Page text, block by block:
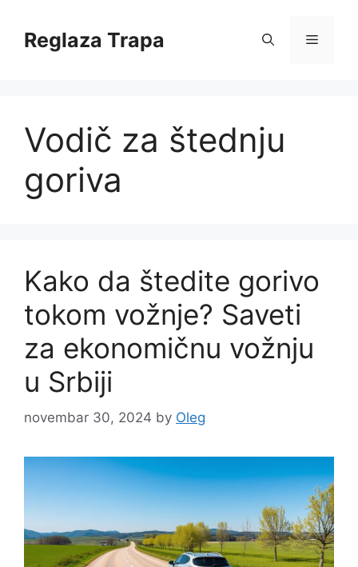
contentReglaza Trapa Menu
Vodič za štednju
goriva
Kako da štedite gorivo
tokom vožnje? Saveti
za ekonomičnu vožnju
u Srbiji
novembar 30, 2024 by Oleg